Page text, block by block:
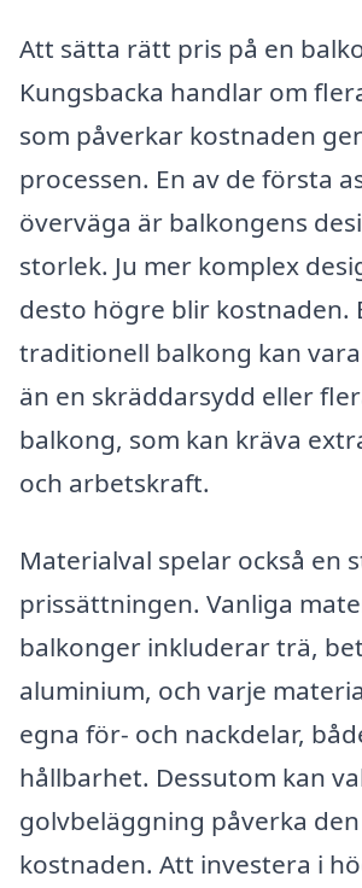
Att sätta rätt pris på en
Kungsbacka handlar om
som påverkar kostnaden
processen. En av de första
överväga är balkongens
storlek. Ju mer komplex
desto högre blir kostnaden.
traditionell balkong kan
än en skräddarsydd eller
balkong, som kan kräva
och arbetskraft.
Materialval spelar också en
prissättningen. Vanliga
balkonger inkluderar trä,
aluminium, och varje
egna för- och nackdelar,
hållbarhet. Dessutom kan
golvbeläggning påverka
kostnaden. Att investera i